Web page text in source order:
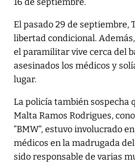
El pasado 29 de septiembre,
libertad condicional.
el paramilitar vive cerca del
asesinados los médicos y
lugar.
La policía también sospecha
Malta Ramos Rodrigues,
“BMW”, estuvo involucrado
médicos en la madrugada
sido responsable de varias